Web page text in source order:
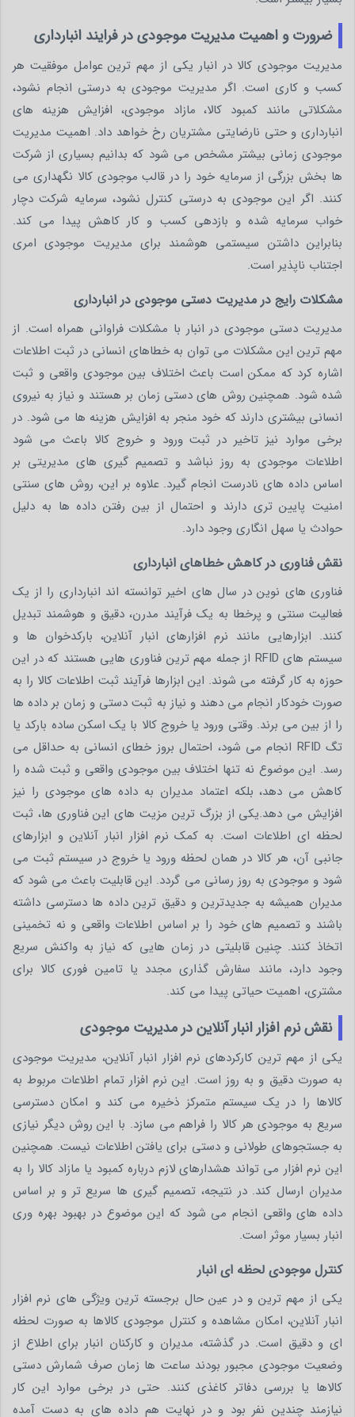
ضرورت و اهمیت مدیریت موجودی در فرایند انبارداری
مدیریت موجودی کالا در انبار یکی از مهم ترین عوامل موفقیت هر
کسب و کاری است. اگر مدیریت موجودی به درستی انجام نشود،
مشکلاتی مانند کمبود کالا، مازاد موجودی، افزایش هزینه های
انبارداری و حتی نارضایتی مشتریان رخ خواهد داد. اهمیت مدیریت
موجودی زمانی بیشتر مشخص می شود که بدانیم بسیاری از شرکت
ها بخش بزرگی از سرمایه خود را در قالب موجودی کالا نگهداری می
کنند. اگر این موجودی به درستی کنترل نشود، سرمایه شرکت دچار
خواب سرمایه شده و بازدهی کسب و کار کاهش پیدا می کند.
بنابراین داشتن سیستمی هوشمند برای مدیریت موجودی امری
اجتناب ناپذیر است.
مشکلات رایج در مدیریت دستی موجودی در انبارداری
مدیریت دستی موجودی در انبار با مشکلات فراوانی همراه است. از
مهم ترین این مشکلات می توان به خطاهای انسانی در ثبت اطلاعات
اشاره کرد که ممکن است باعث اختلاف بین موجودی واقعی و ثبت
شده شود. همچنین روش های دستی زمان بر هستند و نیاز به نیروی
انسانی بیشتری دارند که خود منجر به افزایش هزینه ها می شود. در
برخی موارد نیز تاخیر در ثبت ورود و خروج کالا باعث می شود
اطلاعات موجودی به روز نباشد و تصمیم گیری های مدیریتی بر
اساس داده های نادرست انجام گیرد. علاوه بر این، روش های سنتی
امنیت پایین تری دارند و احتمال از بین رفتن داده ها به دلیل
حوادث یا سهل انگاری وجود دارد.
نقش فناوری در کاهش خطاهای انبارداری
فناوری های نوین در سال های اخیر توانسته اند انبارداری را از یک
فعالیت سنتی و پرخطا به یک فرآیند مدرن، دقیق و هوشمند تبدیل
کنند. ابزارهایی مانند نرم افزارهای انبار آنلاین، بارکدخوان ها و
سیستم های RFID از جمله مهم ترین فناوری هایی هستند که در این
حوزه به کار گرفته می شوند. این ابزارها فرآیند ثبت اطلاعات کالا را به
صورت خودکار انجام می دهند و نیاز به ثبت دستی و زمان بر داده ها
را از بین می برند. وقتی ورود یا خروج کالا با یک اسکن ساده بارکد یا
تگ RFID انجام می شود، احتمال بروز خطای انسانی به حداقل می
رسد. این موضوع نه تنها اختلاف بین موجودی واقعی و ثبت شده را
کاهش می دهد، بلکه اعتماد مدیران به داده های موجودی را نیز
افزایش می دهد.یکی از بزرگ ترین مزیت های این فناوری ها، ثبت
لحظه ای اطلاعات است. به کمک نرم افزار انبار آنلاین و ابزارهای
جانبی آن، هر کالا در همان لحظه ورود یا خروج در سیستم ثبت می
شود و موجودی به روز رسانی می گردد. این قابلیت باعث می شود که
مدیران همیشه به جدیدترین و دقیق ترین داده ها دسترسی داشته
باشند و تصمیم های خود را بر اساس اطلاعات واقعی و نه تخمینی
اتخاذ کنند. چنین قابلیتی در زمان هایی که نیاز به واکنش سریع
وجود دارد، مانند سفارش گذاری مجدد یا تامین فوری کالا برای
مشتری، اهمیت حیاتی پیدا می کند.
نقش نرم‌ افزار انبار آنلاین در مدیریت موجودی
یکی از مهم ترین کارکردهای نرم افزار انبار آنلاین، مدیریت موجودی
به صورت دقیق و به روز است. این نرم افزار تمام اطلاعات مربوط به
کالاها را در یک سیستم متمرکز ذخیره می کند و امکان دسترسی
سریع به موجودی هر کالا را فراهم می سازد. با این روش دیگر نیازی
به جستجوهای طولانی و دستی برای یافتن اطلاعات نیست. همچنین
این نرم افزار می تواند هشدارهای لازم درباره کمبود یا مازاد کالا را به
مدیران ارسال کند. در نتیجه، تصمیم گیری ها سریع تر و بر اساس
داده های واقعی انجام می شود که این موضوع در بهبود بهره وری
انبار بسیار موثر است.
کنترل موجودی لحظه‌ ای انبار
یکی از مهم ترین و در عین حال برجسته ترین ویژگی های نرم افزار
انبار آنلاین، امکان مشاهده و کنترل موجودی کالاها به صورت لحظه
ای و دقیق است. در گذشته، مدیران و کارکنان انبار برای اطلاع از
وضعیت موجودی مجبور بودند ساعت ها زمان صرف شمارش دستی
کالاها یا بررسی دفاتر کاغذی کنند. حتی در برخی موارد این کار
نیازمند چندین نفر بود و در نهایت هم داده های به دست آمده